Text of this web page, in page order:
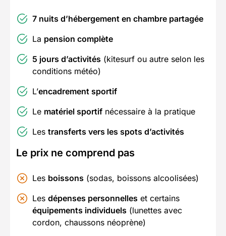
7 nuits d’hébergement en chambre partagée
La pension complète
5 jours d’activités (kitesurf ou autre selon les
conditions météo)
L’encadrement sportif
Le matériel sportif nécessaire à la pratique
Les transferts vers les spots d’activités
Le prix ne comprend pas
Les boissons (sodas, boissons alcoolisées)
Les dépenses personnelles et certains
équipements individuels (lunettes avec
cordon, chaussons néoprène)